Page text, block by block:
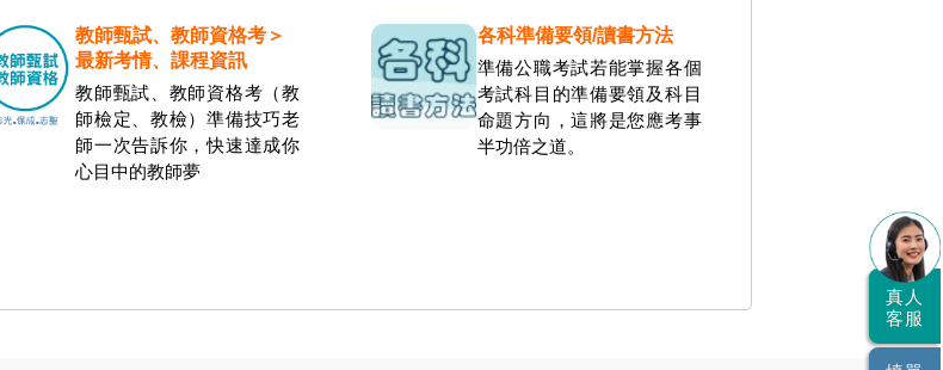
真人
客服
教師甄試、教師資格考＞
最新考情、課程資訊
教師甄試、教師資格考（教
師檢定、教檢）準備技巧老
師一次告訴你，快速達成你
心目中的教師夢
各科準備要領/讀書方法
準備公職考試若能掌握各個
考試科目的準備要領及科目
命題方向，這將是您應考事
半功倍之道。